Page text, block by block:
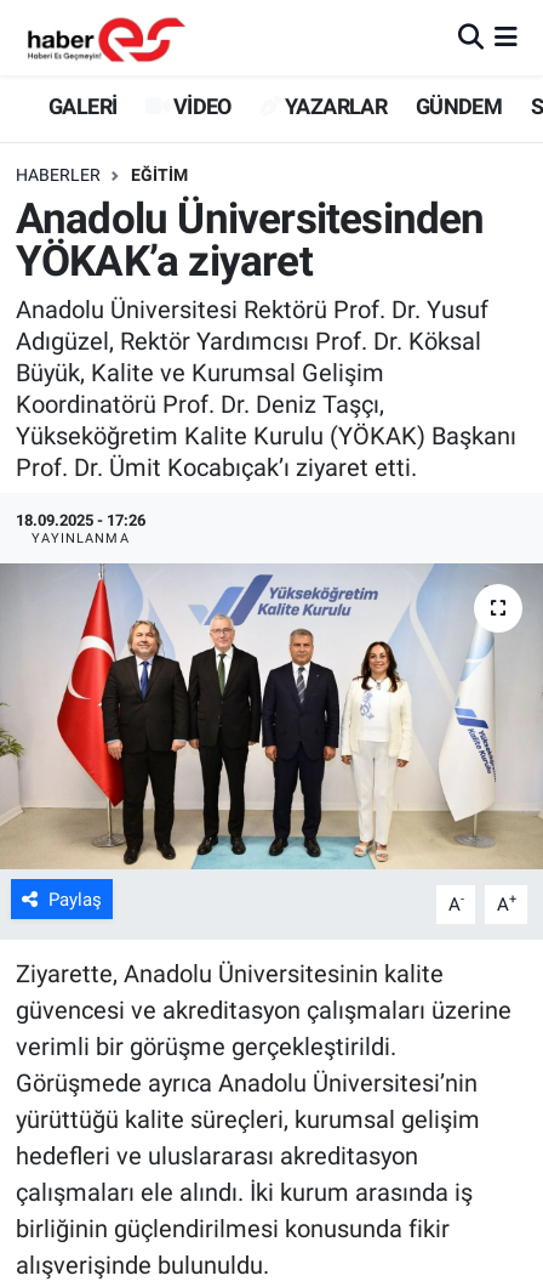
GALERİ VİDEO YAZARLAR GÜNDEM
HABERLER EĞİTİM
Anadolu Üniversitesinden
YÖKAK’a ziyaret
Anadolu Üniversitesi Rektörü Prof. Dr. Yusuf
Adıgüzel, Rektör Yardımcısı Prof. Dr. Köksal
Büyük, Kalite ve Kurumsal Gelişim
Koordinatörü Prof. Dr. Deniz Taşçı,
Yükseköğretim Kalite Kurulu (YÖKAK) Başkanı
Prof. Dr. Ümit Kocabıçak’ı ziyaret etti.
18.09.2025 - 17:26
YAYINLANMA
Paylaş A- A+
Ziyarette, Anadolu Üniversitesinin kalite
güvencesi ve akreditasyon çalışmaları üzerine
verimli bir görüşme gerçekleştirildi.
Görüşmede ayrıca Anadolu Üniversitesi’nin
yürüttüğü kalite süreçleri, kurumsal gelişim
hedefleri ve uluslararası akreditasyon
çalışmaları ele alındı. İki kurum arasında iş
birliğinin güçlendirilmesi konusunda fikir
alışverişinde bulunuldu.
GALERİ
YAZARLAR
GÜNDEM
SİYASET
TEKNOLOJİ
EKONOMİ
SPOR
ASAYİŞ
Eskişehir Nöbetçi Eczaneler
Eskişehir Trafik Yoğunluk Haritası
Süper Lig Puan Durumu ve Fikstür
Tüm Manşetler
Son Dakika Haberleri
Haber Arşivi